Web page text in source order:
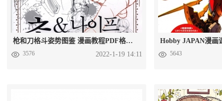
枪和刀格斗姿势图鉴 漫画教程PDF格式百度网盘下载
3576 2022-1-19 14:11 5643